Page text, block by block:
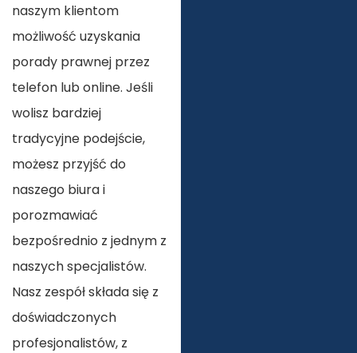
naszym klientom
możliwość uzyskania
porady prawnej przez
telefon lub online. Jeśli
wolisz bardziej
tradycyjne podejście,
możesz przyjść do
naszego biura i
porozmawiać
bezpośrednio z jednym z
naszych specjalistów.
Nasz zespół składa się z
doświadczonych
profesjonalistów, z